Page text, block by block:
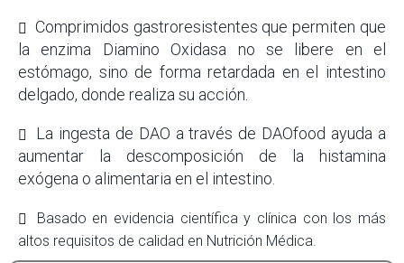
Comprimidos gastroresistentes que permiten que
la enzima Diamino Oxidasa no se libere en el
estómago, sino de forma retardada en el intestino
delgado, donde realiza su acción.
La ingesta de DAO a través de DAOfood ayuda a
aumentar la descomposición de la histamina
exógena o alimentaria en el intestino.
Basado en evidencia científica y clínica con los más
altos requisitos de calidad en Nutrición Médica.